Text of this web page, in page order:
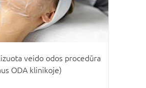
veido odos procedūra
ODA klinikoje)